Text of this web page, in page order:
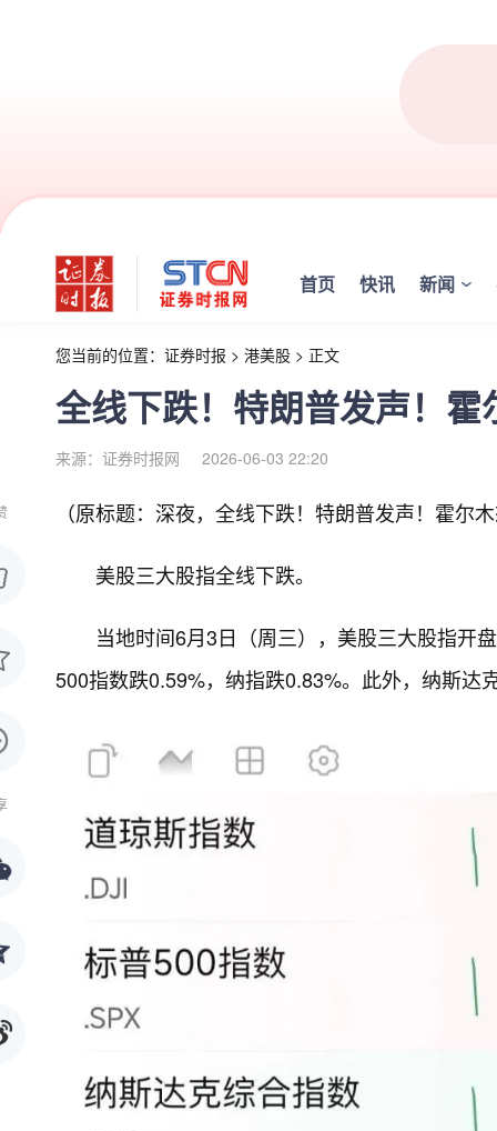
首页 快讯 新闻
您当前的位置： 证券时报 > 港美股 > 正文
全线下跌！特朗普发声！
来源：证券时报网 2026-06-03 22:20
（原标题：深夜，全线下跌！特朗普发声！霍尔
美股三大股指全线下跌。
当地时间6月3日（周三），美股三大股指开
500指数跌0.59%，纳指跌0.83%。此外，纳斯达